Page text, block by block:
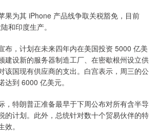
为其 iPhone 产品线争取关税豁免，目前
和印度生产。
，计划在未来四年内在美国投资 5000 亿美
建设新的服务器制造工厂、在密歇根州设立供
该国现有供应商的支出。白宫表示，周三的公
到 6000 亿美元。
特朗普正准备最早于下周公布对所有含半导
的计划。此外，总统针对数十个贸易伙伴的特
。